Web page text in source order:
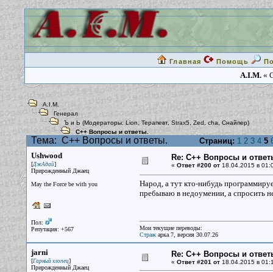
Главная Помощь
A.I.M. «
A.I.M.
Генерал
Ъ и Ь (Модераторы: Lion Терапевт,Strax5 Zed cha Снайпер)
С++ Вопросы и ответы.
Тема: С++ Вопросы и ответы. Страниц: 1 2 3 4 5
Ushwood
[ДжАдай]
Прирожденный Джаец
May the Force be with you
Пол:
Репутация: +567
Re: С++ Вопросы и
« Ответ #200 от18.04.2015 в
Народ, а тут кто-нибудь
пребываю в недоумении, а спросить
Мои текущие переводы:
Стражарка 7, версия 30.07.26
jarni
[Гарный хлопец]
Прирожденный Джаец
Re: С++ Вопросы и
« Ответ #201 от18.04.2015 в